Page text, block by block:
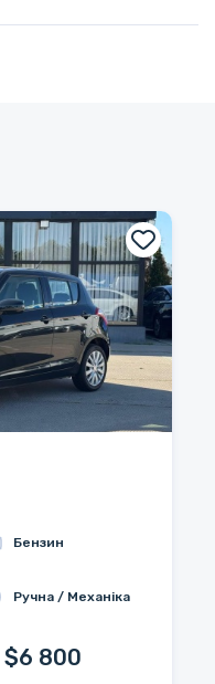
Бензин
Ручна / Механіка
$6 800